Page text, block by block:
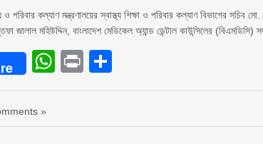
কল্যাণ মন্ত্রণালয়ের স্বাস্থ্য শিক্ষা ও পরিবার কল্যাণ বিভাগের সচিব
মহিউদ্দিন, বাংলাদেশ মেডিকেল অ্যান্ড ডেন্টাল কাউন্সিলের (বিএমডিসি)
WhatsApp
Print
»